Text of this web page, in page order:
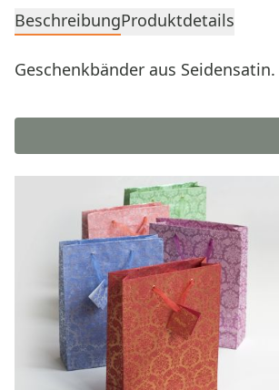
BeschreibungProduktdetails
Geschenkbänder aus